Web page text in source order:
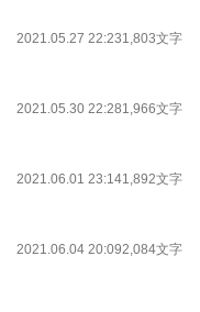
2021.05.27 22:231,803文字
2021.05.30 22:281,966文字
2021.06.01 23:141,892文字
2021.06.04 20:092,084文字